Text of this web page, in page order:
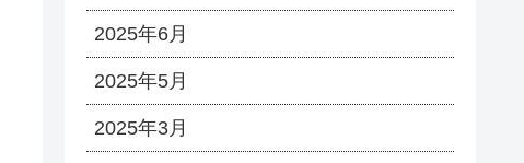
2025年6月
2025年5月
2025年3月